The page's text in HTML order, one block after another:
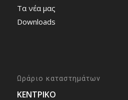
Τα νέα μας
Downloads
Ωράριο καταστημάτων
ΚΕΝΤΡΙΚΟ